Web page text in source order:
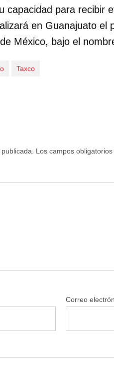
capacidad para recibir
en Guanajuato el
México, bajo el
Taxco
Los campos
Correo